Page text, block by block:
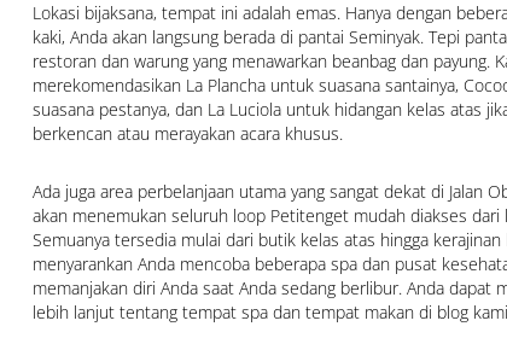
Lokasi bijaksana, tempat ini adalah emas. Hanya dengan
kaki, Anda akan langsung berada di pantai Seminyak. Tepi
restoran dan warung yang menawarkan beanbag dan payung.
merekomendasikan La Plancha untuk suasana santainya,
suasana pestanya, dan La Luciola untuk hidangan kelas atas
berkencan atau merayakan acara khusus.
Ada juga area perbelanjaan utama yang sangat dekat di Jalan
akan menemukan seluruh loop Petitenget mudah diakses dari
Semuanya tersedia mulai dari butik kelas atas hingga kerajinan
menyarankan Anda mencoba beberapa spa dan pusat
memanjakan diri Anda saat Anda sedang berlibur. Anda dapat
lebih lanjut tentang tempat spa dan tempat makan di blog